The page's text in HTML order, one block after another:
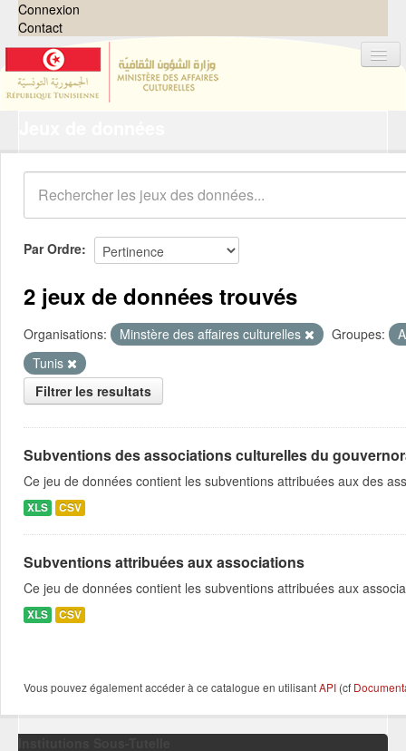
Connexion
Contact
Organisations
Groupes
Demandes 0
À propos
Par Ordre
2 jeux de données trouvés
Organisations: Minstère des affaires culturelles Groupes:
Tunis
Filtrer les resultats
Subventions des associations culturelles du
Ce jeu de données contient les subventions attribuées aux des
XLS CSV
Subventions attribuées aux associations
Ce jeu de données contient les subventions attribuées aux
XLS CSV
Vous pouvez également accéder à ce catalogue en utilisantAPI (cf